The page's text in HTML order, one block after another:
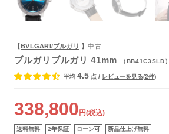
【 BVLGARI/ブルガリ 】中古
ブルガリブルガリ 41mm （BB41C3SLD）
平均 4.5 点 / レビューを見る(2件)
338,800 円(税込)
送料無料 2年保証 ローン可 新品仕上げ無料